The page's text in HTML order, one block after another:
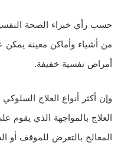
حسب رأي خبراء الصحة
من أشياء وأماكن معينة يمكن
أمراض نفسية خفيفة.
وإن أكثر أنواع العلاج
العلاج بالمواجهة الذي
المعالج بالتعرض للموقف أو